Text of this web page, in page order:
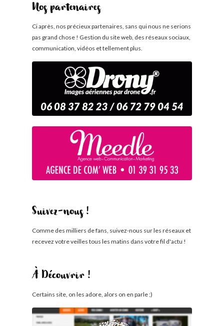
Nos partenaires
Ci après, nos précieux partenaires, sans qui nous ne serions
pas grand chose ! Gestion du site web, des réseaux sociaux,
communication, vidéos et tellement plus.
Suivez-nous !
Comme des milliers de fans, suivez-nous sur les réseaux et
recevez votre veilles tous les matins dans votre fil d'actu !
À Découvrir !
Certains site, on les adore, alors on en parle ;)